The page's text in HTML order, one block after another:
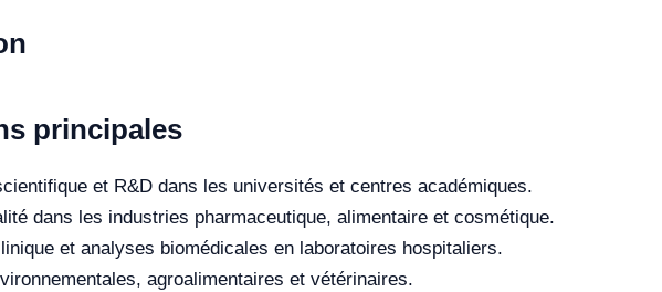
principales
et R&D dans les universités et centres académiques.
dans les industries pharmaceutique, alimentaire et cosmétique.
et analyses biomédicales en laboratoires hospitaliers.
agroalimentaires et vétérinaires.